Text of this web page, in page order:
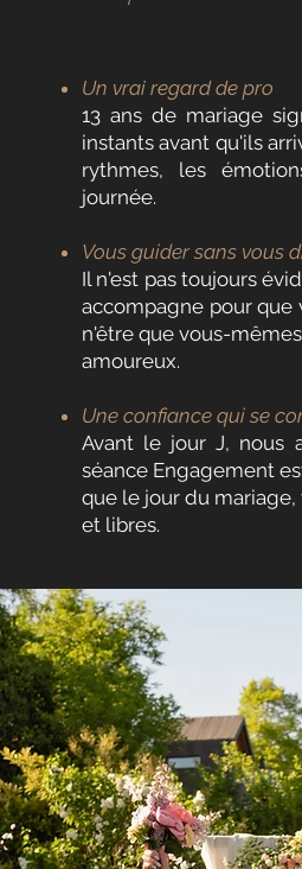
Un vrai regard de pro
13 ans de mariage
instants avant qu'ils
rythmes, les
journée.
Vous guider sans vous
Il n'est pas toujours
accompagne pour que
n'être que vous-
amoureux.
Une confiance qui se
Avant le jour J, nous
séance Engagement
que le jour du mariage,
et libres.